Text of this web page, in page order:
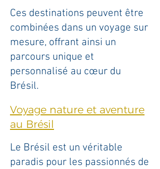
Ces destinations peuvent être
combinées dans un voyage sur
mesure, offrant ainsi un
parcours unique et
personnalisé au cœur du
Brésil.
Voyage nature et aventure
au Brésil
Le Brésil est un véritable
paradis pour les passionnés de